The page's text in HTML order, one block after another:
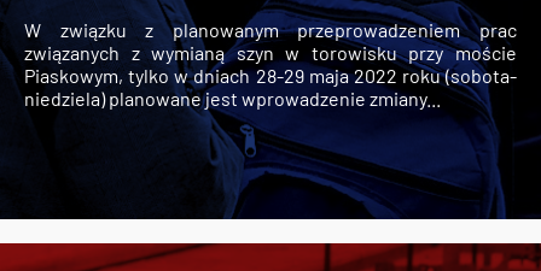
W związku z planowanym przeprowadzeniem prac
związanych z wymianą szyn w torowisku przy moście
Piaskowym, tylko w dniach 28-29 maja 2022 roku (sobota-
niedziela) planowane jest wprowadzenie zmiany...